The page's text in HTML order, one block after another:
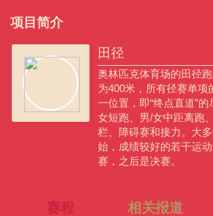
项目简介
田径
奥林匹克体育场的田径
为400米，所有径赛单项
一位置，即“终点直道”
女短跑、男/女中距离跑
栏、障碍赛和接力。大
始，成绩较好的若干运
赛，之后是决赛。
赛程 相关报道